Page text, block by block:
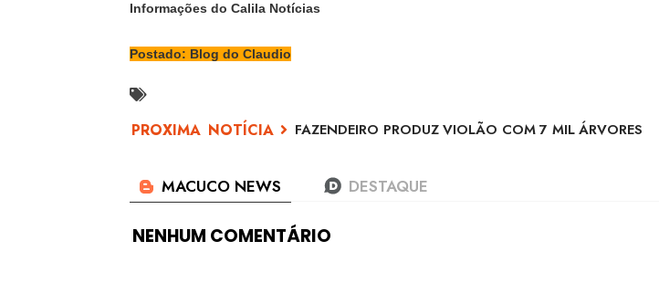
Informações do Calila Notícias
Postado: Blog do Claudio
FAZENDEIRO PRODUZ VIOLÃO COM 7 MIL ÁRVORES
NENHUM COMENTÁRIO